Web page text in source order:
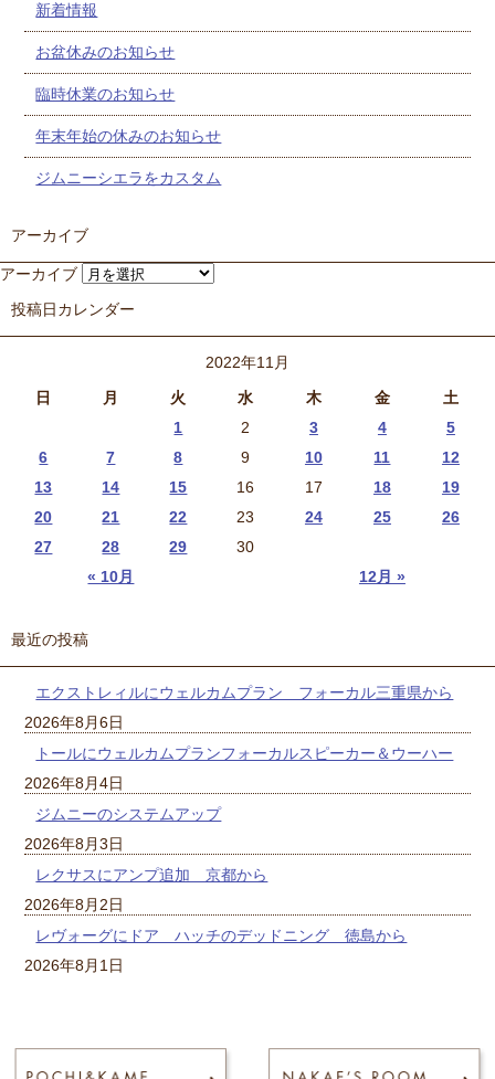
新着情報
お盆休みのお知らせ
臨時休業のお知らせ
年末年始の休みのお知らせ
ジムニーシエラをカスタム
アーカイブ
アーカイブ
投稿日カレンダー
2022年11月
日
月 火 水 木 金 土
« 10月 12月 »
1 2 3 4
5
6
7 8 9 10 11
12
13
14 15 16 17 18
19
20
21 22 23 24 25
26
27
28 29 30
最近の投稿
エクストレィルにウェルカムプラン フォーカル三重県から
2026年8月6日
トールにウェルカムプランフォーカルスピーカー＆ウーハー
2026年8月4日
ジムニーのシステムアップ
2026年8月3日
レクサスにアンプ追加 京都から
2026年8月2日
レヴォーグにドア ハッチのデッドニング 徳島から
2026年8月1日